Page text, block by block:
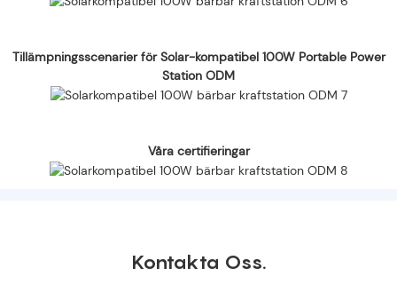
Tillämpningsscenarier för Solar-kompatibel 100W Portable Power
Station ODM
Våra certifieringar
Kontakta Oss.